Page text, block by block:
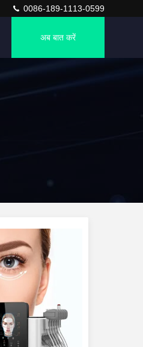
0086-189-1113-0599
अब बात करें